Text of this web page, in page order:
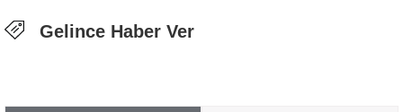
Gelince Haber Ver